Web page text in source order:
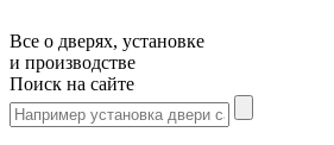
Все о дверях, установке
и производстве
Поиск на сайте